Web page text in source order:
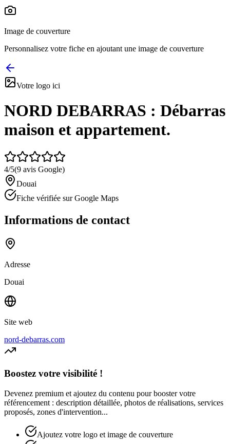
Image de couverture
Personnalisez votre fiche en ajoutant une image de couverture
Votre logo ici
NORD DEBARRAS : Débarras
maison et appartement.
4/5(9 avis Google)
Douai
Fiche vérifiée sur Google Maps
Informations de contact
Adresse
Douai
Site web
nord-debarras.com
Boostez votre visibilité !
Devenez premium et ajoutez du contenu pour booster votre
référencement : description détaillée, photos de réalisations, services
proposés, zones d'intervention...
Ajoutez votre logo et image de couverture